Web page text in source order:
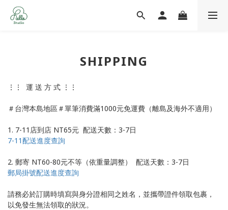
SHIPPING
⋮⋮ 運 送 方 式 ⋮⋮
＃台灣本島地區＃單筆消費滿1000元免運費（離島及海外不適用）
1. 7-11店到店 NT65元 配送天數：3-7日
7-11配送進度查詢
2. 郵寄 NT60-80元不等（依重量調整） 配送天數：3-7日
郵局掛號配送進度查詢
請務必於訂購時填寫與身分證相同之姓名，並攜帶證件領取包裹，
以免發生無法領取的狀況。